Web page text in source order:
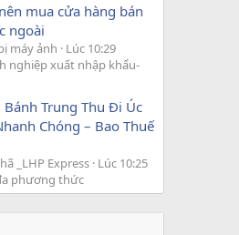
mua cửa hàng bán
ngoài
máy ảnh
Lúc 10:29
nghiệp xuất nhập khẩu-
Bánh Trung Thu Đi Úc
Chóng – Bao Thuế
_LHP Express Lúc 10:25
phương thức